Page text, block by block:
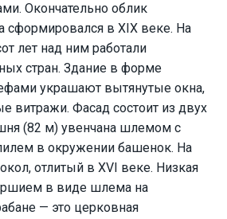
Окончательно облик
сформировался в XIX веке. На
лет над ним работали
стран. Здание в форме
украшают вытянутые окна,
витражи. Фасад состоит из двух
(82 м) увенчана шлемом с
в окружении башенок. На
отлитый в XVI веке. Низкая
в виде шлема на
— это церковная